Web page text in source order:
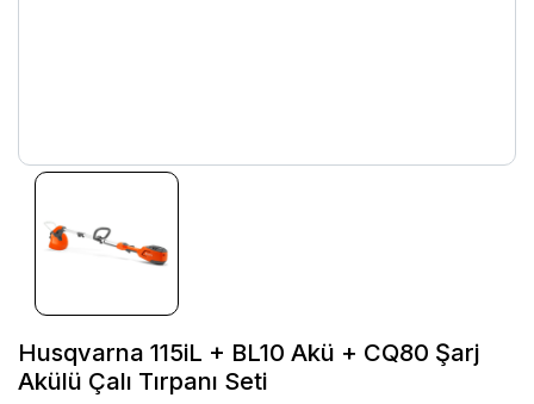
Husqvarna 115iL + BL10 Akü + CQ80 Şarj
Akülü Çalı Tırpanı Seti